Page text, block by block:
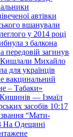
автівки
вшанували
у 2014 році
з балкона
передовій загинув
Кишлали Михайло
для українців
вакцинальний
– Табаки»
— Ізмаїл
засобів 10:17
звання “Мати-
На Одещині